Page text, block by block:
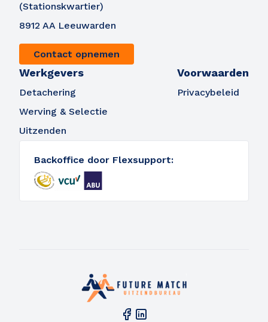
(Stationskwartier)
8912 AA Leeuwarden
Contact opnemen
Werkgevers
Detachering
Werving & Selectie
Uitzenden
Voorwaarden
Privacybeleid
Backoffice door Flexsupport: